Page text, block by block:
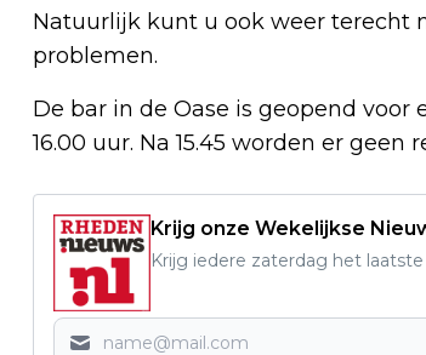
Natuurlijk kunt u ook weer terecht
problemen.
De bar in de Oase is geopend voor
16.00 uur. Na 15.45 worden er
Krijg onze Wekelijkse
Krijg iedere zaterdag het